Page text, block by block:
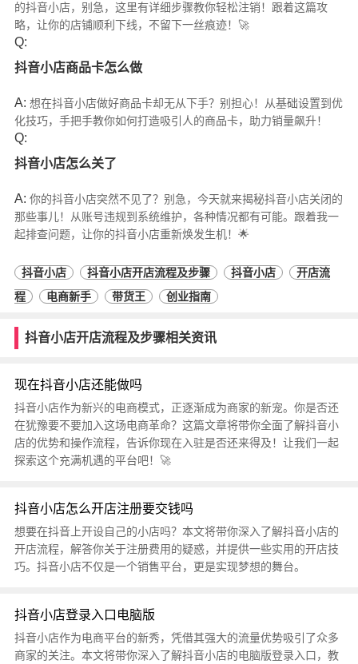
的抖音小店，别急，这里有详细步骤教你轻松注销！跟着这篇攻
略，让你的店铺顺利下线，不留下一丝痕迹！🚀
Q:
抖音小店商品卡怎么做
A: 想在抖音小店做好商品卡却无从下手？别担心！从基础设置到优
化技巧，手把手教你如何打造吸引人的商品卡，助力销量飙升！
Q:
抖音小店怎么关了
A: 你的抖音小店突然不见了？别急，今天就来揭秘抖音小店关闭的
那些事儿！从账号违规到系统维护，各种情况都有可能。跟着我一
起排查问题，让你的抖音小店重新焕发生机！🌟
抖音小店 抖音小店开店流程及步骤 抖音小店
开店流
程
电商新手 带货王 创业指南
抖音小店开店流程及步骤相关资讯
现在抖音小店还能做吗
抖音小店作为新兴的电商模式，正逐渐成为商家的新宠。你是否还
在犹豫要不要加入这场电商革命？这篇文章将带你全面了解抖音小
店的优势和操作流程，告诉你现在入驻是否还来得及！让我们一起
探索这个充满机遇的平台吧！🚀
抖音小店怎么开店注册要交钱吗
想要在抖音上开设自己的小店吗？本文将带你深入了解抖音小店的
开店流程，解答你关于注册费用的疑惑，并提供一些实用的开店技
巧。抖音小店不仅是一个销售平台，更是实现梦想的舞台。
抖音小店登录入口电脑版
抖音小店作为电商平台的新秀，凭借其强大的流量优势吸引了众多
商家的关注。本文将带你深入了解抖音小店的电脑版登录入口，教